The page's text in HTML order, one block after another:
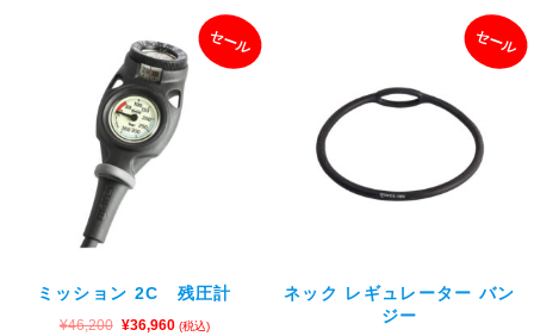
セール
ミッション 2C 残圧計
¥46,200 ¥36,960 (税込)
セール
ネック レギュレーター バン
ジー